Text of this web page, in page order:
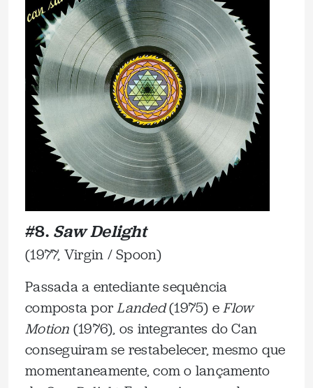
#8. Saw Delight
(1977, Virgin / Spoon)
Passada a entediante sequência
composta porLanded(1975) eFlow
Motion (1976), os integrantes do Can
conseguiram se restabelecer, mesmo que
momentaneamente, com o lançamento